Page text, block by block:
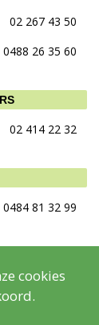
02 267 43 50
0488 26 35 60
02 414 22 32
0484 81 32 99
02 830 02 14
cookies